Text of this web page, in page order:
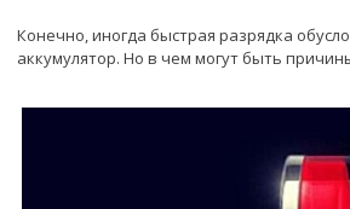
Конечно, иногда быстрая разрядка
аккумулятор. Но в чем могут быть